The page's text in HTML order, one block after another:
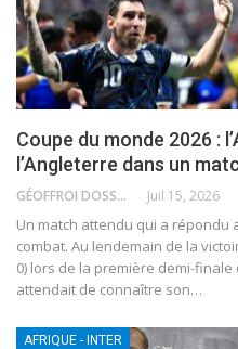
Coupe du monde 2026 :
l’Angleterre dans un
GÉOFFROI DOSSOU Juil 15, 2026
Un match attendu qui a répondu
combat. Au lendemain de la
0) lors de la première demi-
attendait de connaître son…
AFRIQUE - INTER